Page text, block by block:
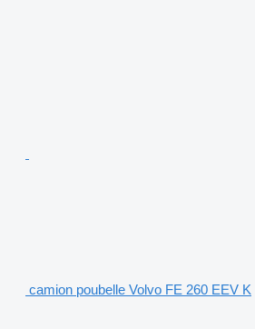
camion poubelle Volvo FE 260 EEV K